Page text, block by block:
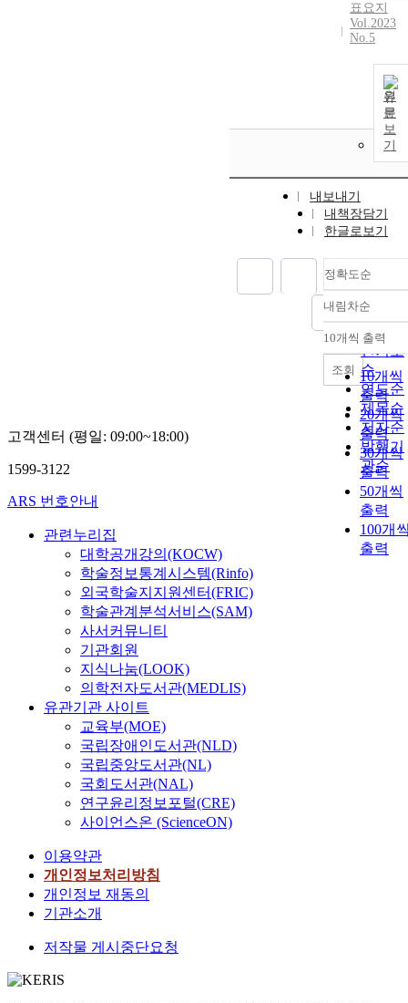
표요지
Vol.2023
No.5
원
문
보
기
내보내기
내책장담기
한글로보기
정확도순
정확도
순
인기도
순
연도순
제목순
저자순
발행기
관순
내림차순
내림차
10개씩 출력
10개씩
출력
20개씩
출력
30개씩
출력
50개씩
출력
100개
출력
조회
고객센터 (평일: 09:00~18:00)
1599-3122
ARS 번호안내
관련누리집
대학공개강의(KOCW)
학술정보통계시스템(Rinfo)
외국학술지지원센터(FRIC)
학술관계분석서비스(SAM)
사서커뮤니티
기관회원
지식나눔(LOOK)
의학전자도서관(MEDLIS)
유관기관 사이트
교육부(MOE)
국립장애인도서관(NLD)
국립중앙도서관(NL)
국회도서관(NAL)
연구윤리정보포털(CRE)
사이언스온 (ScienceON)
이용약관
개인정보처리방침
개인정보 재동의
기관소개
저작물 게시중단요청